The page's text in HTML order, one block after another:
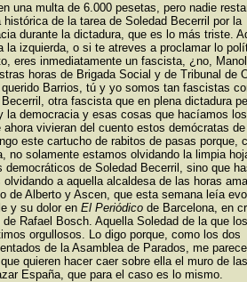
una multa de 6.000 pesetas, pero nadie
histórica de la tarea de Soledad Becerril por la
durante la dictadura, que es lo más triste.
la izquierda, o si te atreves a proclamar lo
eres inmediatamente un fascista, ¿no,
horas de Brigada Social y de Tribunal de
querido Barrios, tú y yo somos tan fascistas
otra fascista que en plena dictadura
la democracia y esas cosas que hacíamos
ahora vivieran del cuento estos demócratas
este cartucho de rabitos de pasas porque,
no solamente estamos olvidando la limpia
democráticos de Soledad Becerril, sino que
olvidando a aquella alcaldesa de las horas
de Alberto y Ascen, que esta semana leía
y su dolor en El Periódico de Barcelona, en
de Rafael Bosch. Aquella Soledad de la que
orgullosos. Lo digo porque, como los dos
de la Asamblea de Parados, me
quieren hacer caer sobre ella el muro de
España, que para el caso es lo mismo.